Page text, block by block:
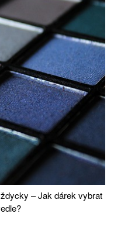
– Jak dárek vybrat